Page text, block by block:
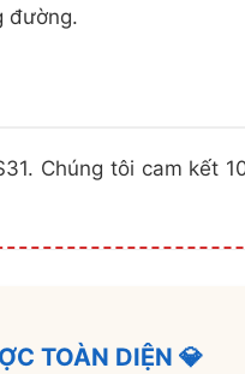
đường.
Chúng tôi cam kết
TOÀN DIỆN 💎